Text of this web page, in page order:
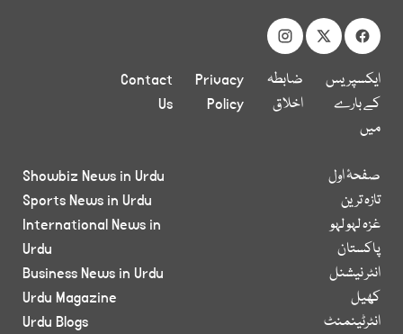
ایکسپریس
کے بارے
میں
ضابطہ
اخلاق
Privacy
Policy
Contact
Us
صفحۂ اول
تازہ ترین
غزہ لہو لہو
پاکستان
انٹر نیشنل
کھیل
انٹرٹینمنٹ
Showbiz News in Urdu
Sports News in Urdu
International News in
Urdu
Business News in Urdu
Urdu Magazine
Urdu Blogs